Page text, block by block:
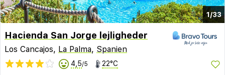
1/33
Hacienda San Jorge lejligheder
Los Cancajos, La Palma, Spanien
4,5/5 22°C